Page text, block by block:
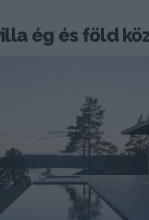
ég és föld